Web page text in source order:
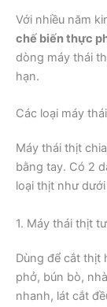
Với nhiều năm
chế biến thực
dòng máy thái
hạn.
Các loại máy
Máy thái thịt
bằng tay. Có 2
loại thịt như
1. Máy thái thịt
Dùng để cắt thịt
phở, bún bò,
nhanh, lát cắt